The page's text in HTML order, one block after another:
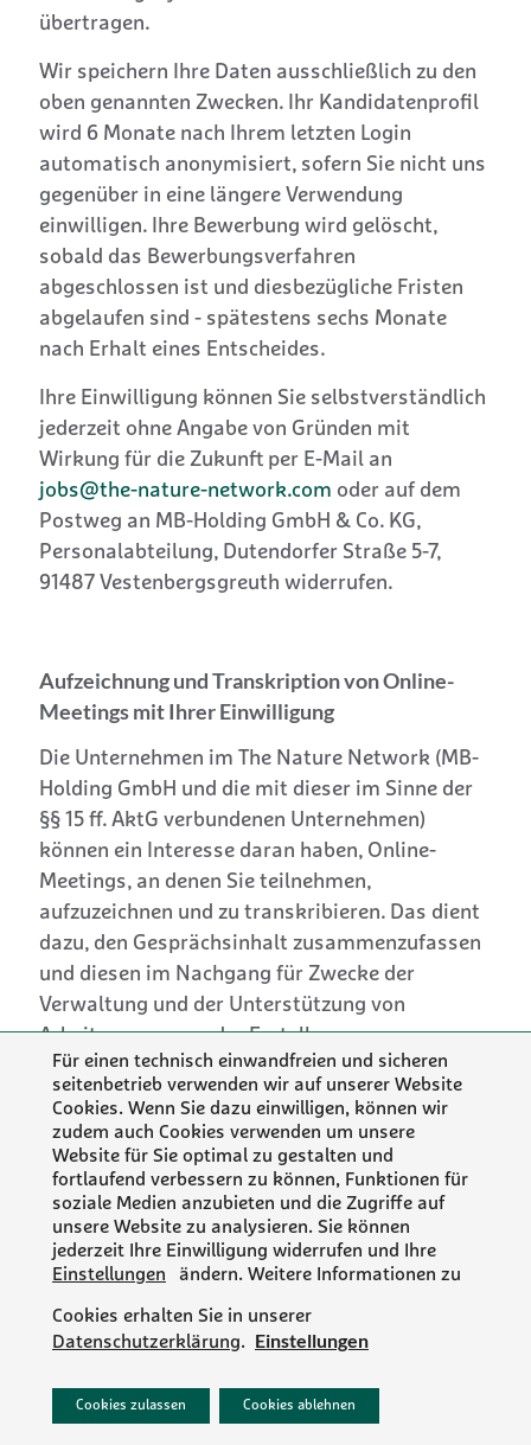
übertragen.
Wir speichern Ihre Daten ausschließlich zu den
oben genannten Zwecken. Ihr Kandidatenprofil
wird 6 Monate nach Ihrem letzten Login
automatisch anonymisiert, sofern Sie nicht uns
gegenüber in eine längere Verwendung
einwilligen. Ihre Bewerbung wird gelöscht,
sobald das Bewerbungsverfahren
abgeschlossen ist und diesbezügliche Fristen
abgelaufen sind - spätestens sechs Monate
nach Erhalt eines Entscheides.
Ihre Einwilligung können Sie selbstverständlich
jederzeit ohne Angabe von Gründen mit
Wirkung für die Zukunft per E-Mail an
jobs@the-nature-network.com oder auf dem
Postweg an MB-Holding GmbH & Co. KG,
Personalabteilung, Dutendorfer Straße 5-7,
91487 Vestenbergsgreuth widerrufen.
Aufzeichnung und Transkription von Online-
Meetings mit Ihrer Einwilligung
Die Unternehmen im The Nature Network (MB-
Holding GmbH und die mit dieser im Sinne der
§§ 15 ff. AktG verbundenen Unternehmen)
können ein Interesse daran haben, Online-
Meetings, an denen Sie teilnehmen,
aufzuzeichnen und zu transkribieren. Das dient
dazu, den Gesprächsinhalt zusammenzufassen
und diesen im Nachgang für Zwecke der
Verwaltung und der Unterstützung von
Arbeitsprozessen, der Erstellung von
Besprechungsprotokollen, zum Transfer von
Informationen an Personen, die an der
Teilnahme verhindert sind, sowie der weiteren
Durchführung der Geschäftsbeziehung zu
verwenden.
Sie werden in der Einladung zu dem jeweiligen
Meeting nach Ihrer Bereitschaft gefragt einer
wenn Sie damit einverstanden sind,
Aufzeichnung erfolgt nur wenn und solange alle
Teilnehmenden damit einverstanden sind.
Für einen technisch einwandfreien und sicheren
seitenbetrieb verwenden wir auf unserer Website
Cookies. Wenn Sie dazu einwilligen, können wir
zudem auch Cookies verwenden um unsere
Website für Sie optimal zu gestalten und
fortlaufend verbessern zu können, Funktionen für
soziale Medien anzubieten und die Zugriffe auf
unsere Website zu analysieren. Sie können
jederzeit Ihre Einwilligung widerrufen und Ihre
Einstellungen
ändern. Weitere Informationen zu
Cookies erhalten Sie in unserer
Datenschutzerklärung. Einstellungen
Cookies zulassen Cookies ablehnen